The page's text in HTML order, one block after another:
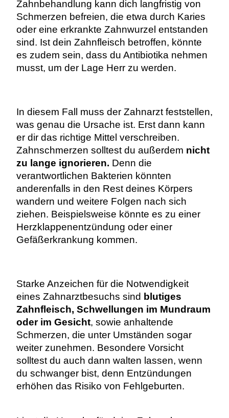
Zahnbehandlung kann dich langfristig von
Schmerzen befreien, die etwa durch Karies
oder eine erkrankte Zahnwurzel entstanden
sind. Ist dein Zahnfleisch betroffen, könnte
es zudem sein, dass du Antibiotika nehmen
musst, um der Lage Herr zu werden.
In diesem Fall muss der Zahnarzt feststellen,
was genau die Ursache ist. Erst dann kann
er dir das richtige Mittel verschreiben.
Zahnschmerzen solltest du außerdem nicht
zu lange ignorieren. Denn die
verantwortlichen Bakterien könnten
anderenfalls in den Rest deines Körpers
wandern und weitere Folgen nach sich
ziehen. Beispielsweise könnte es zu einer
Herzklappenentzündung oder einer
Gefäßerkrankung kommen.
Starke Anzeichen für die Notwendigkeit
eines Zahnarztbesuchs sind blutiges
Zahnfleisch, Schwellungen im Mundraum
oder im Gesicht, sowie anhaltende
Schmerzen, die unter Umständen sogar
weiter zunehmen. Besondere Vorsicht
solltest du auch dann walten lassen, wenn
du schwanger bist, denn Entzündungen
erhöhen das Risiko von Fehlgeburten.